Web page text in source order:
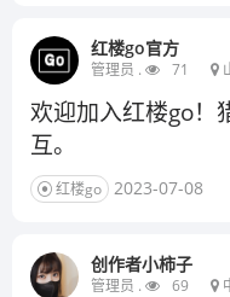
红楼go官方
管理员 . 71
欢迎加入红楼go！
互。
红楼go 2023-07-08
创作者小柿子
管理员 . 69